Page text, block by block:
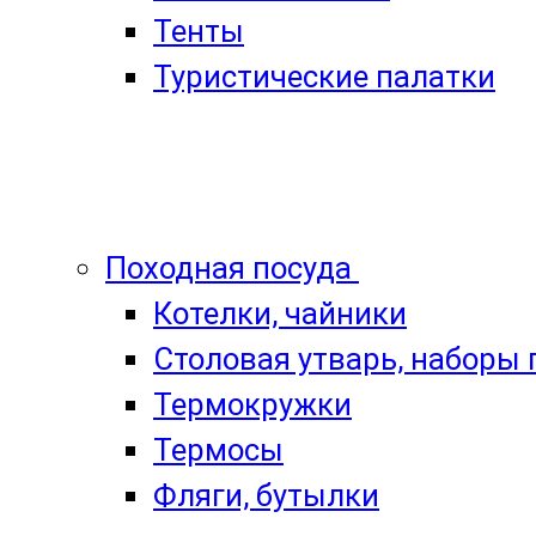
Тенты
Туристические палатки
Походная посуда
Котелки, чайники
Столовая утварь, наборы
Термокружки
Термосы
Фляги, бутылки